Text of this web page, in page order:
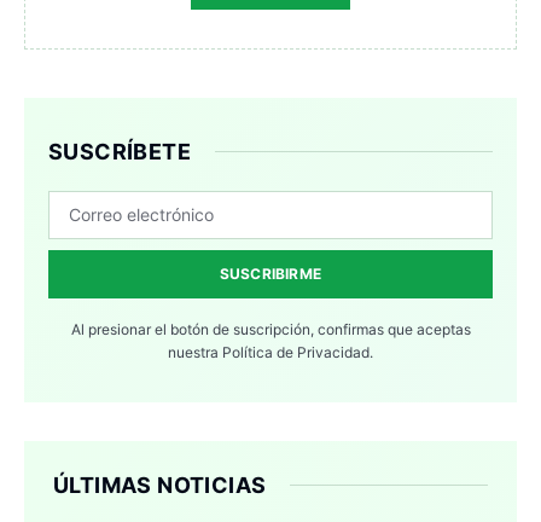
SUSCRÍBETE
SUSCRIBIRME
Al presionar el botón de suscripción, confirmas que aceptas
nuestra Política de Privacidad.
ÚLTIMAS NOTICIAS